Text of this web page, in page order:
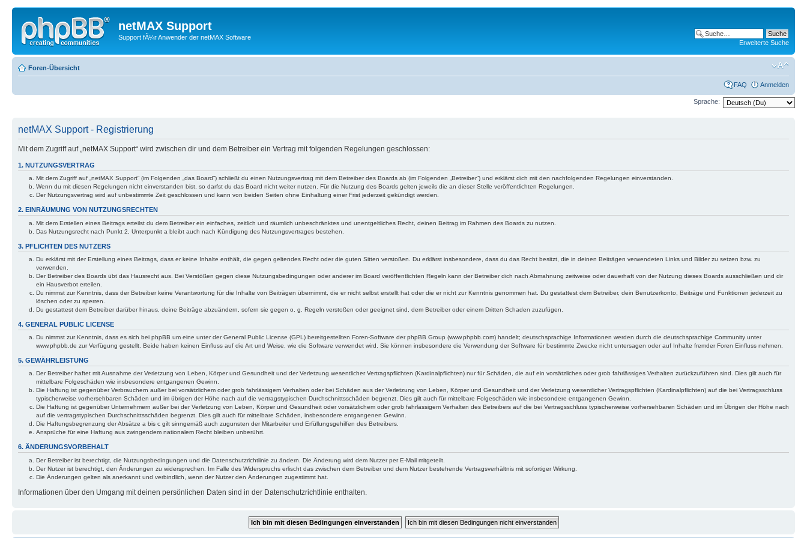
netMAX Support
Support fÃ¼r Anwender der netMAX Software
Erweiterte Suche
Foren-Übersicht
FAQ Anmelden
Sprache:
netMAX Support - Registrierung
Mit dem Zugriff auf „netMAX Support“ wird zwischen dir und dem Betreiber ein Vertrag mit folgenden Regelungen geschlossen:
1. NUTZUNGSVERTRAG
Mit dem Zugriff auf „netMAX Support“ (im Folgenden „das Board“) schließt du einen Nutzungsvertrag mit dem Betreiber des Boards ab (im Folgenden „Betreiber“) und erklärst dich mit den nachfolgenden Regelungen einverstanden.
Wenn du mit diesen Regelungen nicht einverstanden bist, so darfst du das Board nicht weiter nutzen. Für die Nutzung des Boards gelten jeweils die an dieser Stelle veröffentlichten Regelungen.
Der Nutzungsvertrag wird auf unbestimmte Zeit geschlossen und kann von beiden Seiten ohne Einhaltung einer Frist jederzeit gekündigt werden.
2. EINRÄUMUNG VON NUTZUNGSRECHTEN
Mit dem Erstellen eines Beitrags erteilst du dem Betreiber ein einfaches, zeitlich und räumlich unbeschränktes und unentgeltliches Recht, deinen Beitrag im Rahmen des Boards zu nutzen.
Das Nutzungsrecht nach Punkt 2, Unterpunkt a bleibt auch nach Kündigung des Nutzungsvertrages bestehen.
3. PFLICHTEN DES NUTZERS
Du erklärst mit der Erstellung eines Beitrags, dass er keine Inhalte enthält, die gegen geltendes Recht oder die guten Sitten verstoßen. Du erklärst insbesondere, dass du das Recht besitzt, die in deinen Beiträgen verwendeten Links und Bilder zu setzen bzw. zu
verwenden.
Der Betreiber des Boards übt das Hausrecht aus. Bei Verstößen gegen diese Nutzungsbedingungen oder anderer im Board veröffentlichten Regeln kann der Betreiber dich nach Abmahnung zeitweise oder dauerhaft von der Nutzung dieses Boards ausschließen und dir
ein Hausverbot erteilen.
Du nimmst zur Kenntnis, dass der Betreiber keine Verantwortung für die Inhalte von Beiträgen übernimmt, die er nicht selbst erstellt hat oder die er nicht zur Kenntnis genommen hat. Du gestattest dem Betreiber, dein Benutzerkonto, Beiträge und Funktionen jederzeit zu
löschen oder zu sperren.
Du gestattest dem Betreiber darüber hinaus, deine Beiträge abzuändern, sofern sie gegen o. g. Regeln verstoßen oder geeignet sind, dem Betreiber oder einem Dritten Schaden zuzufügen.
4. GENERAL PUBLIC LICENSE
Du nimmst zur Kenntnis, dass es sich bei phpBB um eine unter der General Public License (GPL) bereitgestellten Foren-Software der phpBB Group (www.phpbb.com) handelt; deutschsprachige Informationen werden durch die deutschsprachige Community unter
www.phpbb.de zur Verfügung gestellt. Beide haben keinen Einfluss auf die Art und Weise, wie die Software verwendet wird. Sie können insbesondere die Verwendung der Software für bestimmte Zwecke nicht untersagen oder auf Inhalte fremder Foren Einfluss nehmen.
5. GEWÄHRLEISTUNG
Der Betreiber haftet mit Ausnahme der Verletzung von Leben, Körper und Gesundheit und der Verletzung wesentlicher Vertragspflichten (Kardinalpflichten) nur für Schäden, die auf ein vorsätzliches oder grob fahrlässiges Verhalten zurückzuführen sind. Dies gilt auch für
mittelbare Folgeschäden wie insbesondere entgangenen Gewinn.
Die Haftung ist gegenüber Verbrauchern außer bei vorsätzlichem oder grob fahrlässigem Verhalten oder bei Schäden aus der Verletzung von Leben, Körper und Gesundheit und der Verletzung wesentlicher Vertragspflichten (Kardinalpflichten) auf die bei Vertragsschluss
typischerweise vorhersehbaren Schäden und im übrigen der Höhe nach auf die vertragstypischen Durchschnittsschäden begrenzt. Dies gilt auch für mittelbare Folgeschäden wie insbesondere entgangenen Gewinn.
Die Haftung ist gegenüber Unternehmern außer bei der Verletzung von Leben, Körper und Gesundheit oder vorsätzlichem oder grob fahrlässigem Verhalten des Betreibers auf die bei Vertragsschluss typischerweise vorhersehbaren Schäden und im Übrigen der Höhe nach
auf die vertragstypischen Durchschnittsschäden begrenzt. Dies gilt auch für mittelbare Schäden, insbesondere entgangenen Gewinn.
Die Haftungsbegrenzung der Absätze a bis c gilt sinngemäß auch zugunsten der Mitarbeiter und Erfüllungsgehilfen des Betreibers.
Ansprüche für eine Haftung aus zwingendem nationalem Recht bleiben unberührt.
6. ÄNDERUNGSVORBEHALT
Der Betreiber ist berechtigt, die Nutzungsbedingungen und die Datenschutzrichtlinie zu ändern. Die Änderung wird dem Nutzer per E-Mail mitgeteilt.
Der Nutzer ist berechtigt, den Änderungen zu widersprechen. Im Falle des Widerspruchs erlischt das zwischen dem Betreiber und dem Nutzer bestehende Vertragsverhältnis mit sofortiger Wirkung.
Die Änderungen gelten als anerkannt und verbindlich, wenn der Nutzer den Änderungen zugestimmt hat.
Informationen über den Umgang mit deinen persönlichen Daten sind in der Datenschutzrichtlinie enthalten.